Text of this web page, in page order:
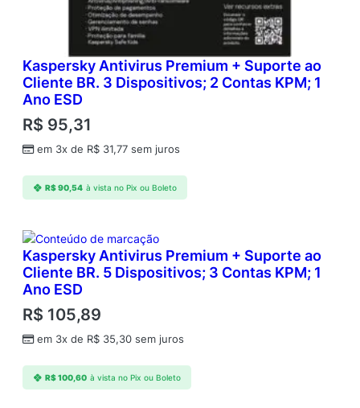
Kaspersky Antivirus Premium + Suporte ao
Cliente BR. 3 Dispositivos; 2 Contas KPM; 1
Ano ESD
R$ 95,31
em 3x de R$ 31,77 sem juros
R$90,54 à vista no Pix ou Boleto
Kaspersky Antivirus Premium + Suporte ao
Cliente BR. 5 Dispositivos; 3 Contas KPM; 1
Ano ESD
R$ 105,89
em 3x de R$ 35,30 sem juros
R$100,60 à vista no Pix ou Boleto